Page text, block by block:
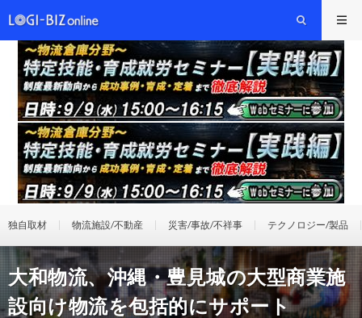
独自取材 物流施設/不動産 災害/事故/不祥事 テクノロジー/製品
大和物流、沖縄・豊見城の大型商業施
設向け物流を包括的にサポート